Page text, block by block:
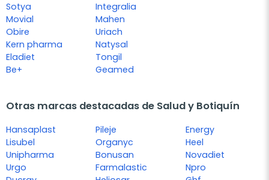
Sotya
Movial
Obire
Kern pharma
Eladiet
Be+
Integralia
Mahen
Uriach
Natysal
Tongil
Geamed
Otras marcas destacadas de Salud y Botiquín
Hansaplast
Lisubel
Unipharma
Urgo
Pileje
Organyc
Bonusan
Farmalastic
Energy
Heel
Novadiet
Npro